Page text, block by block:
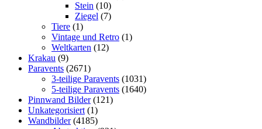
Stein (10)
Ziegel (7)
Tiere (1)
Vintage und Retro (1)
Weltkarten (12)
Krakau (9)
Paravents (2671)
3-teilige Paravents (1031)
5-teilige Paravents (1640)
Pinnwand Bilder (121)
Unkategorisiert (1)
Wandbilder (4185)